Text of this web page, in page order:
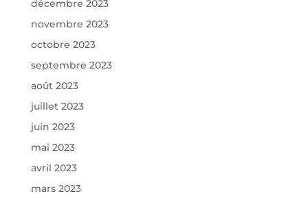
décembre 2023
novembre 2023
octobre 2023
septembre 2023
août 2023
juillet 2023
juin 2023
mai 2023
avril 2023
mars 2023